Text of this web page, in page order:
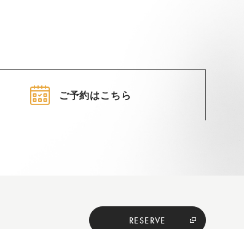
ご予約はこちら
RESERVE